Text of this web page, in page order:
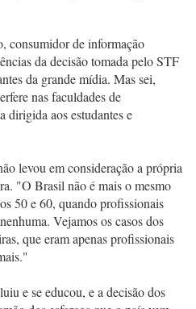
consumidor de informação
da decisão tomada pelo STF
da grande mídia. Mas sei,
nas faculdades de
dirigida aos estudantes e
levou em consideração a própria
"O Brasil não é mais o mesmo
50 e 60, quando profissionais
Vejamos os casos dos
que eram apenas profissionais
e se educou, e a decisão dos